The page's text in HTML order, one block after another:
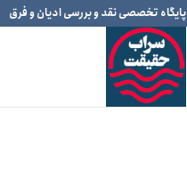
پایگاه تخصصی نقد و بررسی ادیان و فرق